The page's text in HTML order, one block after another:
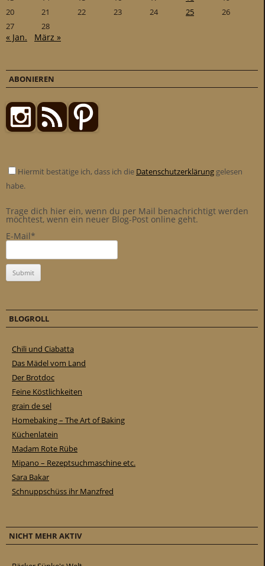
20
21 22 23 24 25
26
27
28
« Jan. März »
ABONIEREN
Hiermit bestätige ich, dass ich die Datenschutzerklärung gelesen
habe.
Trage dich hier ein, wenn du per Mail benachrichtigt werden
möchtest, wenn ein neuer Blog-Post online geht.
E-Mail*
BLOGROLL
Chili und Ciabatta
Das Mädel vom Land
Der Brotdoc
Feine Köstlichkeiten
grain de sel
Homebaking – The Art of Baking
Küchenlatein
Madam Rote Rübe
Mipano – Rezeptsuchmaschine etc.
Sara Bakar
Schnuppschüss ihr Manzfred
NICHT MEHR AKTIV